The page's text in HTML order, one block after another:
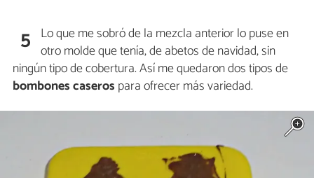
5 Lo que me sobró de la mezcla anterior lo puse en
otro molde que tenía, de abetos de navidad, sin
ningún tipo de cobertura. Así me quedaron dos tipos de
bombones caseros para ofrecer más variedad.